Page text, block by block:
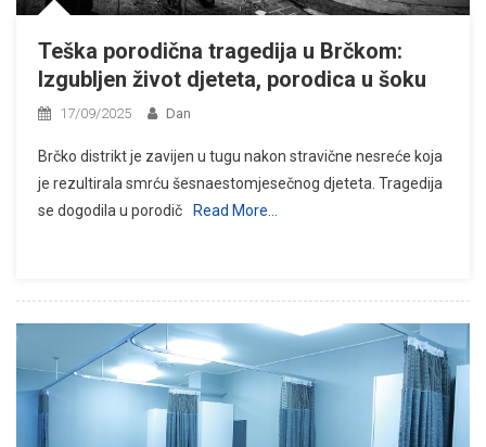
Teška porodična tragedija u Brčkom:
Izgubljen život djeteta, porodica u šoku
17/09/2025 Dan
Brčko distrikt je zavijen u tugu nakon stravične nesreće koja
je rezultirala smrću šesnaestomjesečnog djeteta. Tragedija
se dogodila u porodič
Read More…